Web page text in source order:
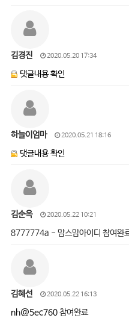
김경진 2020.05.20 17:34
댓글내용 확인
하늘이엄마 2020.05.21 18:16
댓글내용 확인
김순옥 2020.05.22 10:21
8777774a - 맘스맘아이디 참여완
김혜선 2020.05.22 16:13
nh@5ec760참여완료